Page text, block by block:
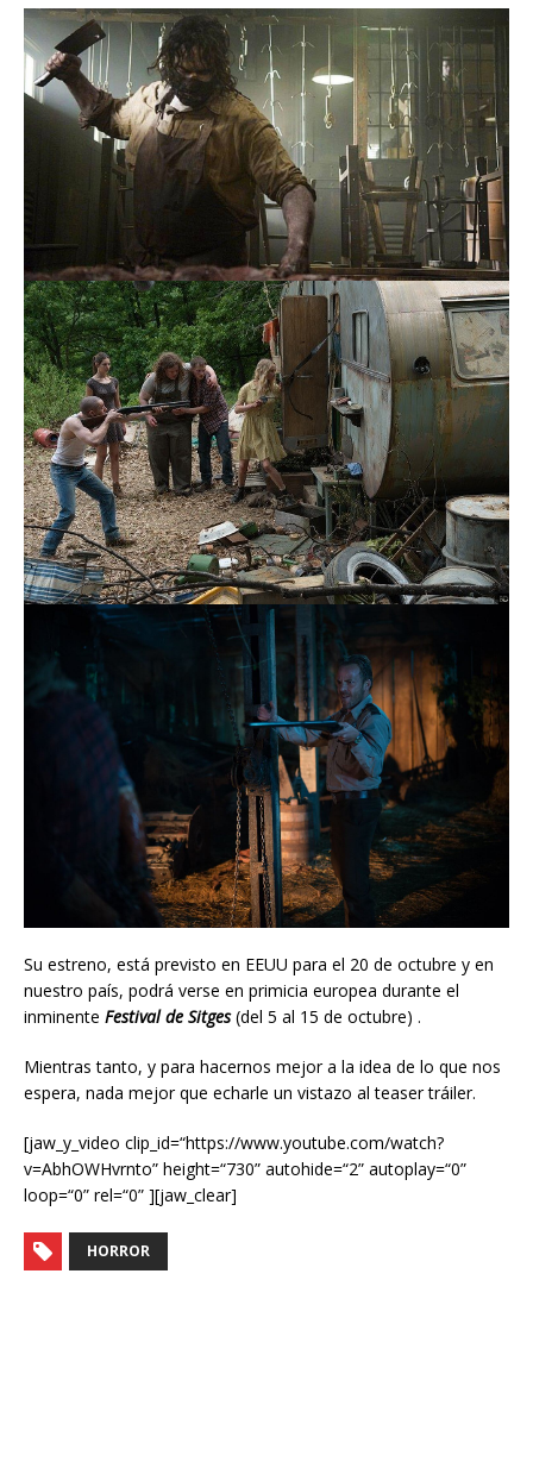
Su estreno, está previsto en EEUU para el 20 de octubre y en
nuestro país, podrá verse en primicia europea durante el
inminente Festival de Sitges(del 5 al 15 de octubre) .
Mientras tanto, y para hacernos mejor a la idea de lo que nos
espera, nada mejor que echarle un vistazo al teaser tráiler.
[jaw_y_video clip_id=“https://www.youtube.com/watch?
v=AbhOWHvrnto” height=“730” autohide=“2” autoplay=“0”
loop=“0” rel=“0” ][jaw_clear]
HORROR